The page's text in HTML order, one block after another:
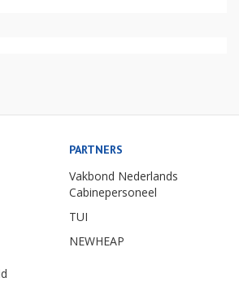
PARTNERS
Vakbond Nederlands
Cabinepersoneel
TUI
NEWHEAP